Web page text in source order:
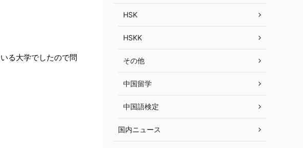
る大学でしたので問
HSK
HSKK
その他
中国留学
中国語検定
国内ニュース